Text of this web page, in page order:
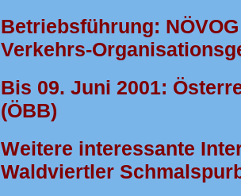
Betriebsführung:
Verkehrs-
Bis 09. Juni 2001:
(ÖBB)
Weitere interessante
Waldviertler